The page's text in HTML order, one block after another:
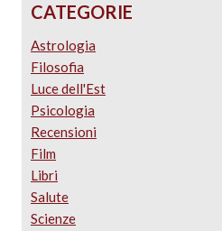
CATEGORIE
Astrologia
Filosofia
Luce dell'Est
Psicologia
Recensioni
Film
Libri
Salute
Scienze